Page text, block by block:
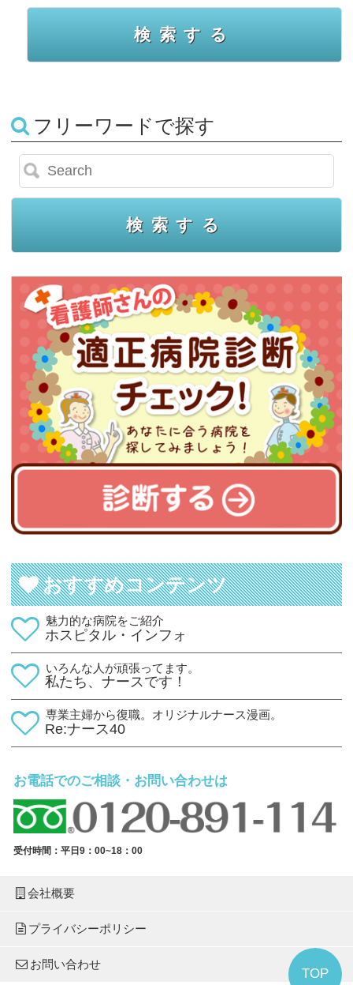
フリーワードで探す
おすすめコンテンツ
魅力的な病院をご紹介
ホスピタル・インフォ
いろんな人が頑張ってます。
私たち、ナースです！
専業主婦から復職。オリジナルナース漫画。
Re:ナース40
TOP
お電話でのご相談・お問い合わせは
受付時間：平日9：00~18：00
会社概要
プライバシーポリシー
お問い合わせ